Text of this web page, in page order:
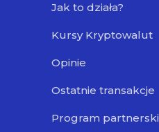
Jak to działa?
Kursy Kryptowalut
Opinie
Ostatnie transakcje
Program partnerski